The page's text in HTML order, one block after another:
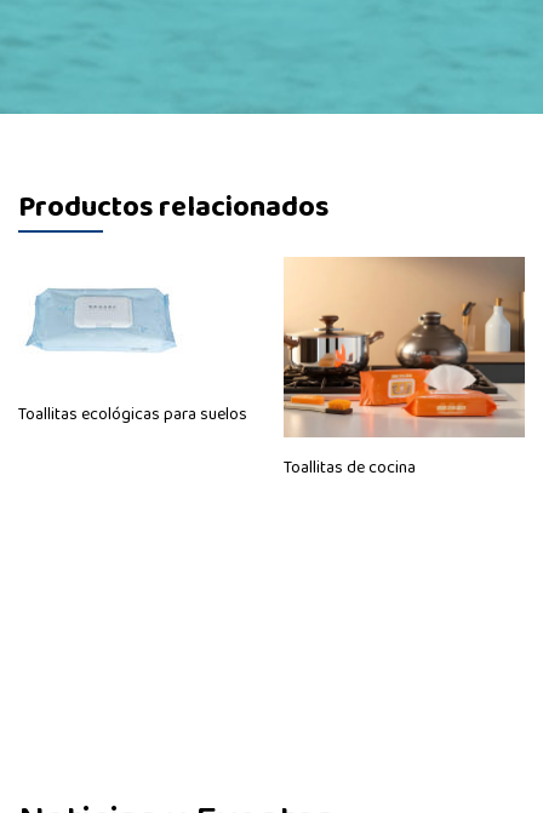
Productos relacionados
Toallitas ecológicas para suelos
Toallitas de cocina